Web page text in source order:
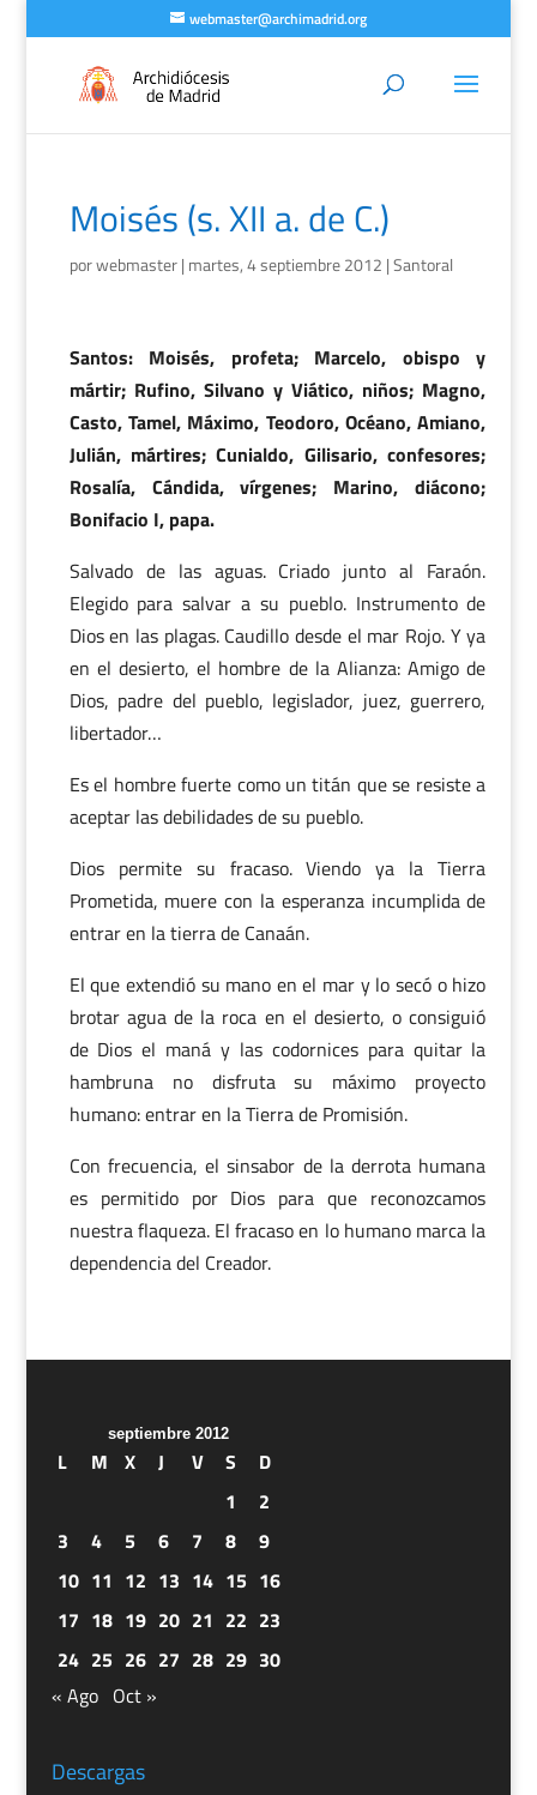
webmaster@archimadrid.org
Moisés (s. XII a. de C.)
porwebmaster| martes, 4 septiembre 2012 |Santoral
Santos: Moisés, profeta; Marcelo, obispo y
mártir; Rufino, Silvano y Viático, niños; Magno,
Casto, Tamel, Máximo, Teodoro, Océano, Amiano,
Julián, mártires; Cunialdo, Gilisario, confesores;
Rosalía, Cándida, vírgenes; Marino, diácono;
Bonifacio I, papa.
Salvado de las aguas. Criado junto al Faraón.
Elegido para salvar a su pueblo. Instrumento de
Dios en las plagas. Caudillo desde el mar Rojo. Y ya
en el desierto, el hombre de la Alianza: Amigo de
Dios, padre del pueblo, legislador, juez, guerrero,
libertador…
Es el hombre fuerte como un titán que se resiste a
aceptar las debilidades de su pueblo.
Dios permite su fracaso. Viendo ya la Tierra
Prometida, muere con la esperanza incumplida de
entrar en la tierra de Canaán.
El que extendió su mano en el mar y lo secó o hizo
brotar agua de la roca en el desierto, o consiguió
de Dios el maná y las codornices para quitar la
hambruna no disfruta su máximo proyecto
humano: entrar en la Tierra de Promisión.
Con frecuencia, el sinsabor de la derrota humana
es permitido por Dios para que reconozcamos
nuestra flaqueza. El fracaso en lo humano marca la
dependencia del Creador.
septiembre 2012
L M X J V S
D
1
2
3
4 5 6 7 8
9
10 11 12 13 14 15 16
17 18 19 20 21 22 23
24 25 26 27 28 29 30
« Ago Oct »
Descargas